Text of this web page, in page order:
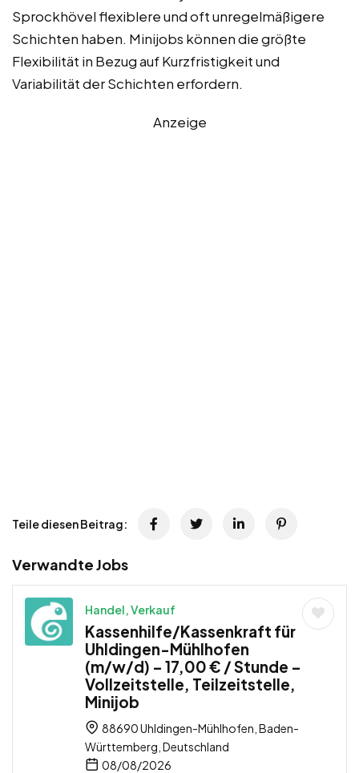
Sprockhövel flexiblere und oft unregelmäßigere
Schichten haben. Minijobs können die größte
Flexibilität in Bezug auf Kurzfristigkeit und
Variabilität der Schichten erfordern.
Anzeige
Teile diesen Beitrag:
Verwandte Jobs
Handel, Verkauf
Kassenhilfe/Kassenkraft für
Uhldingen-Mühlhofen
(m/w/d) – 17,00 € / Stunde –
Vollzeitstelle, Teilzeitstelle,
Minijob
88690 Uhldingen-Mühlhofen, Baden-
Württemberg, Deutschland
08/08/2026